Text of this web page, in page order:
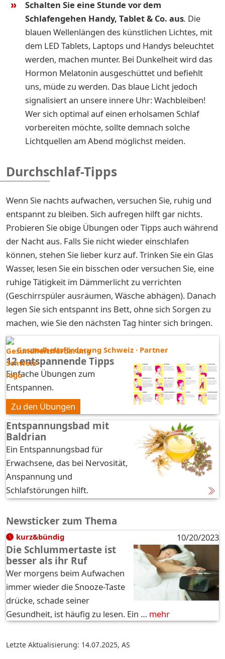
Schalten Sie eine Stunde vor dem
Schlafengehen Handy, Tablet & Co. aus. Die
blauen Wellenlängen des künstlichen Lichtes, mit
dem LED Tablets, Laptops und Handys beleuchtet
werden, machen munter. Bei Dunkelheit wird das
Hormon Melatonin ausgeschüttet und befiehlt
uns, müde zu werden. Das blaue Licht jedoch
signalisiert an unsere innere Uhr: Wachbleiben!
Wer sich optimal auf einen erholsamen Schlaf
vorbereiten möchte, sollte demnach solche
Lichtquellen am Abend möglichst meiden.
Durchschlaf-Tipps
Wenn Sie nachts aufwachen, versuchen Sie, ruhig und
entspannt zu bleiben. Sich aufregen hilft gar nichts.
Probieren Sie obige Übungen oder Tipps auch während
der Nacht aus. Falls Sie nicht wieder einschlafen
können, stehen Sie lieber kurz auf. Trinken Sie ein Glas
Wasser, lesen Sie ein bisschen oder versuchen Sie, eine
ruhige Tätigkeit im Dämmerlicht zu verrichten
(Geschirrspüler ausräumen, Wäsche abhägen). Danach
legen Sie sich entspannt ins Bett, ohne sich Sorgen zu
machen, wie Sie den nächsten Tag hinter sich bringen.
Gesundheitsförderung Schweiz · Partner
12 entspannende Tipps
Einfache Übungen zum
Entspannen.
Zu den Übungen
Entspannungsbad mit
Baldrian
Ein Entspannungsbad für
Erwachsene, das bei Nervosität,
Anspannung und
Schlafstörungen hilft.
Newsticker zum Thema
kurz&bündig 10/20/2023
Die Schlummertaste ist
besser als ihr Ruf
Wer morgens beim Aufwachen
immer wieder die Snooze-Taste
drücke, schade seiner
Gesundheit, ist häufig zu lesen. Ein … mehr
Letzte Aktualisierung: 14.07.2025, AS